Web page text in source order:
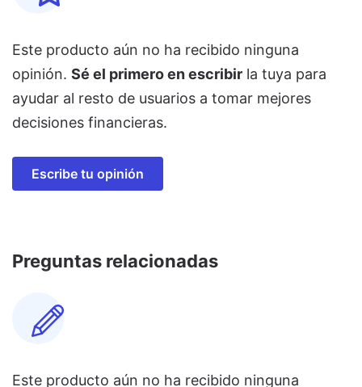
Este producto aún no ha recibido ninguna
opinión. Sé el primero en escribir la tuya para
ayudar al resto de usuarios a tomar mejores
decisiones financieras.
Escribe tu opinión
Preguntas relacionadas
Este producto aún no ha recibido ninguna